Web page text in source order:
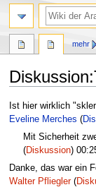
Diskussion:
Zur
Navigation
springen
Zur
Suche
springen
Ist hier wirklich
Eveline Merches (
Mit Sicherheit
(Diskussion)
Danke, das war ein
Walter Pfliegler(
mehr